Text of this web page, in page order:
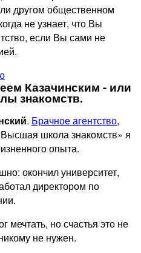
другом общественном
не узнает, что Вы
если Вы сами не
Казачинским - или
знакомств.
. Брачное агентство,
школа знакомств» я
опыта.
окончил университет,
директором по
но счастья это не
не нужен.